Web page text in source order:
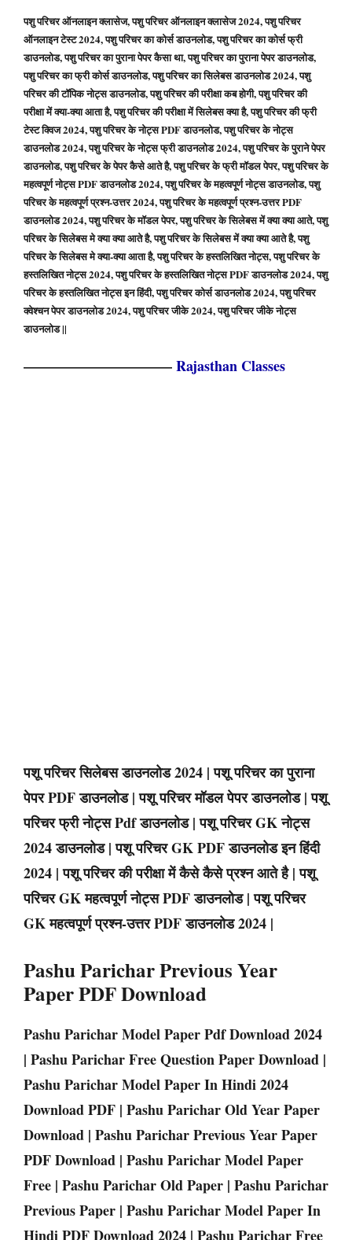
पशु परिचर ऑनलाइन क्लासेज, पशु परिचर ऑनलाइन क्लासेज 2024, पशु परिचर
ऑनलाइन टेस्ट 2024, पशु परिचर का कोर्स डाउनलोड, पशु परिचर का कोर्स फ्री
डाउनलोड, पशु परिचर का पुराना पेपर कैसा था, पशु परिचर का पुराना पेपर डाउनलोड,
पशु परिचर का फ्री कोर्स डाउनलोड, पशु परिचर का सिलेबस डाउनलोड 2024, पशु
परिचर की टॉपिक नोट्स डाउनलोड, पशु परिचर की परीक्षा कब होगी, पशु परिचर की
परीक्षा में क्या-क्या आता है, पशु परिचर की परीक्षा में सिलेबस क्या है, पशु परिचर की फ्री
टेस्ट क्विज 2024, पशु परिचर के नोट्स PDF डाउनलोड, पशु परिचर के नोट्स
डाउनलोड 2024, पशु परिचर के नोट्स फ्री डाउनलोड 2024, पशु परिचर के पुराने पेपर
डाउनलोड, पशु परिचर के पेपर कैसे आते है, पशु परिचर के फ्री मॉडल पेपर, पशु परिचर के
महत्वपूर्ण नोट्स PDF डाउनलोड 2024, पशु परिचर के महत्वपूर्ण नोट्स डाउनलोड, पशु
परिचर के महत्वपूर्ण प्रश्न-उत्तर 2024, पशु परिचर के महत्वपूर्ण प्रश्न-उत्तर PDF
डाउनलोड 2024, पशु परिचर के मॉडल पेपर, पशु परिचर के सिलेबस में क्या क्या आते, पशु
परिचर के सिलेबस मे क्या क्या आते है, पशु परिचर के सिलेबस में क्या क्या आते है, पशु
परिचर के सिलेबस मे क्या-क्या आता है, पशु परिचर के हस्तलिखित नोट्स, पशु परिचर के
हस्तलिखित नोट्स 2024, पशु परिचर के हस्तलिखित नोट्स PDF डाउनलोड 2024, पशु
परिचर के हस्तलिखित नोट्स इन हिंदी, पशु परिचर कोर्स डाउनलोड 2024, पशु परिचर
क्वेश्चन पेपर डाउनलोड 2024, पशु परिचर जीके 2024, पशु परिचर जीके नोट्स
डाउनलोड ||
——————————–Rajasthan Classes
पशू परिचर सिलेबस डाउनलोड 2024 | पशू परिचर का पुराना
पेपर PDF डाउनलोड | पशू परिचर मॉडल पेपर डाउनलोड | पशू
परिचर फ्री नोट्स Pdf डाउनलोड | पशू परिचर GK नोट्स
2024 डाउनलोड | पशू परिचर GK PDF डाउनलोड इन हिंदी
2024 | पशू परिचर की परीक्षा में कैसे कैसे प्रश्न आते है | पशू
परिचर GK महत्वपूर्ण नोट्स PDF डाउनलोड | पशू परिचर
GK महत्वपूर्ण प्रश्न-उत्तर PDF डाउनलोड 2024 |
Pashu Parichar Previous Year
Paper PDF Download
Pashu Parichar Model Paper Pdf Download 2024
| Pashu Parichar Free Question Paper Download |
Pashu Parichar Model Paper In Hindi 2024
Download PDF | Pashu Parichar Old Year Paper
Download | Pashu Parichar Previous Year Paper
PDF Download | Pashu Parichar Model Paper
Free | Pashu Parichar Old Paper | Pashu Parichar
Previous Paper | Pashu Parichar Model Paper In
Hindi PDF Download 2024 | Pashu Parichar Free